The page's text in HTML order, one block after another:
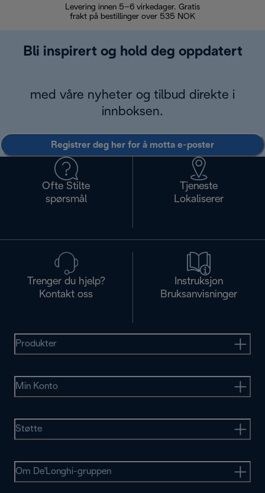
Levering innen 5–6 virkedager. Gratis
frakt på bestillinger over 535 NOK
Bli inspirert og hold deg oppdatert
med våre nyheter og tilbud direkte i
innboksen.
Registrer deg her for å motta e-poster
Ofte Stilte
spørsmål
Tjeneste
Lokaliserer
Trenger du hjelp?
Kontakt oss
Instruksjon
Bruksanvisninger
Produkter
Min Konto
Støtte
Om De'Longhi-gruppen